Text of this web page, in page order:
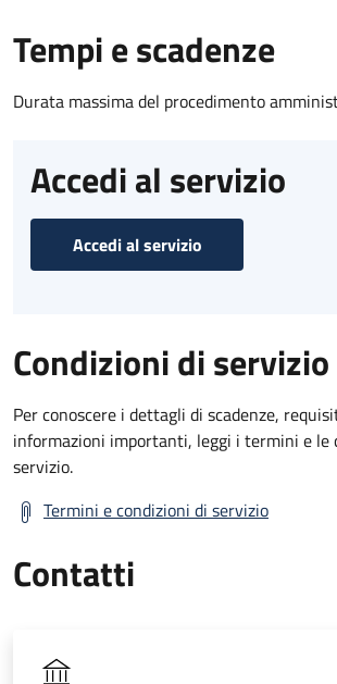
Tempi e scadenze
Durata massima del procedimento
Accedi al servizio
Accedi al servizio
Condizioni di servizio
Per conoscere i dettagli di scadenze,
informazioni importanti, leggi i termini e le
servizio.
Termini e condizioni di servizio
Contatti